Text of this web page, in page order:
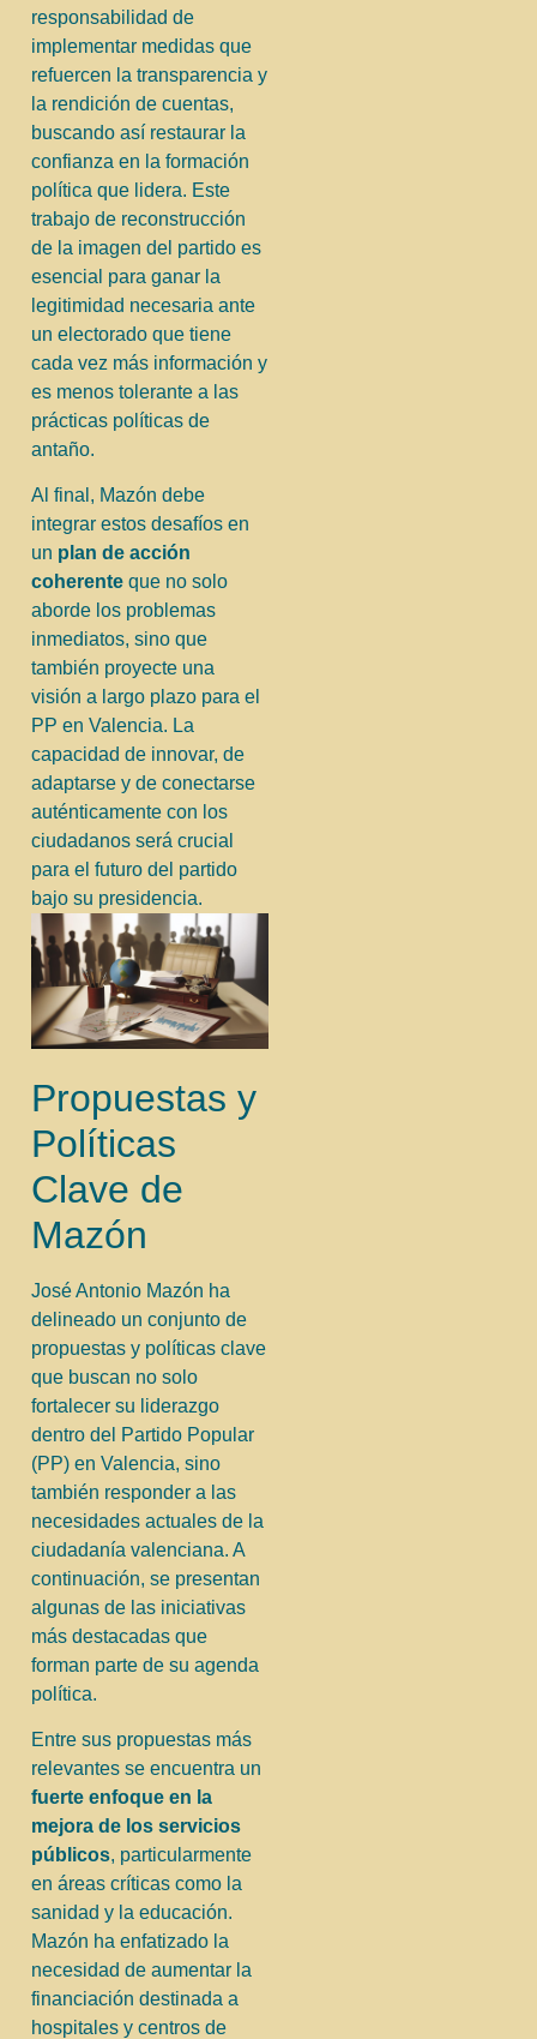
responsabilidad de
implementar medidas que
refuercen la transparencia y
la rendición de cuentas,
buscando así restaurar la
confianza en la formación
política que lidera. Este
trabajo de reconstrucción
de la imagen del partido es
esencial para ganar la
legitimidad necesaria ante
un electorado que tiene
cada vez más información y
es menos tolerante a las
prácticas políticas de
antaño.
Al final, Mazón debe
integrar estos desafíos en
un plan de acción
coherente que no solo
aborde los problemas
inmediatos, sino que
también proyecte una
visión a largo plazo para el
PP en Valencia. La
capacidad de innovar, de
adaptarse y de conectarse
auténticamente con los
ciudadanos será crucial
para el futuro del partido
bajo su presidencia.
Propuestas y
Políticas
Clave de
Mazón
José Antonio Mazón ha
delineado un conjunto de
propuestas y políticas clave
que buscan no solo
fortalecer su liderazgo
dentro del Partido Popular
(PP) en Valencia, sino
también responder a las
necesidades actuales de la
ciudadanía valenciana. A
continuación, se presentan
algunas de las iniciativas
más destacadas que
forman parte de su agenda
política.
Entre sus propuestas más
relevantes se encuentra un
fuerte enfoque en la
mejora de los servicios
públicos, particularmente
en áreas críticas como la
sanidad y la educación.
Mazón ha enfatizado la
necesidad de aumentar la
financiación destinada a
hospitales y centros de